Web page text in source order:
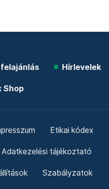
felajánlás Hírlevelek
Shop
Etikai kódex
Adatkezelési tájékoztató
Szabályzatok